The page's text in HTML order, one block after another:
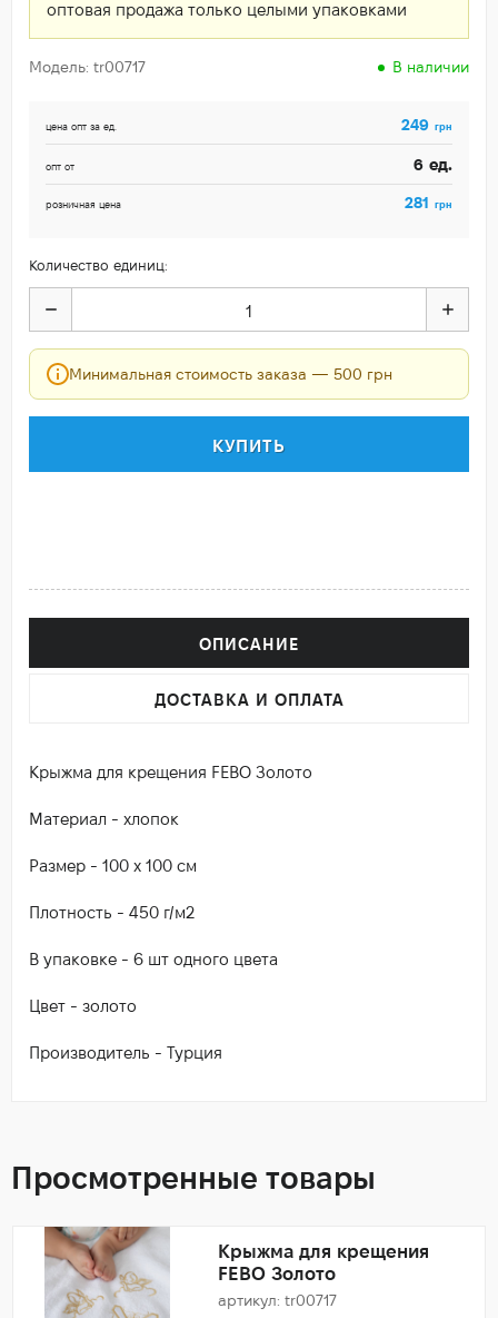
оптовая продажа только целыми упаковками
Модель: tr00717 В наличии
цена опт за ед. 249 грн
опт от 6 ед.
розничная цена 281 грн
Количество единиц:
Минимальная стоимость заказа — 500 грн
КУПИТЬ
ОПИСАНИЕ
ДОСТАВКА И ОПЛАТА
Крыжма для крещения FEBO Золото
Материал - хлопок
Размер - 100 х 100 см
Плотность - 450 г/м2
В упаковке - 6 шт одного цвета
Цвет - золото
Производитель - Турция
Просмотренные товары
Крыжма для крещения
FEBO Золото
артикул: tr00717